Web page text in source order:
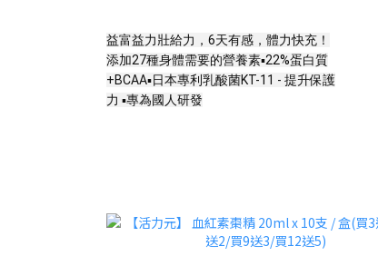
益富益力壯給力，6天有感，體力快充！
添加27種身體需要的營養素▪️22%蛋白質
+BCAA▪️日本專利乳酸菌KT-11 - 提升保護
力 ▪️專為國人研發